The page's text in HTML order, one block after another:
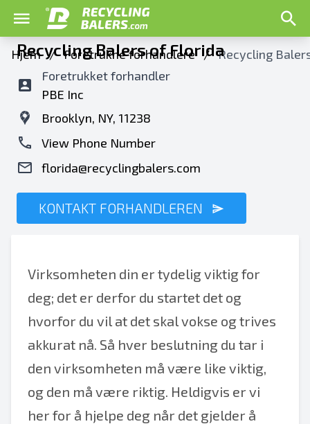
Hjem / Foretrukne forhandlere / Recycling
Recycling Balers of Florida
Foretrukket forhandler
PBE Inc
Brooklyn, NY, 11238
View Phone Number
florida@recyclingbalers.com
KONTAKT FORHANDLEREN
Virksomheten din er tydelig viktig for
deg; det er derfor du startet det og
hvorfor du vil at det skal vokse og trives
akkurat nå. Så hver beslutning du tar i
den virksomheten må være like viktig,
og den må være riktig. Heldigvis er vi
her for å hjelpe deg når det gjelder å